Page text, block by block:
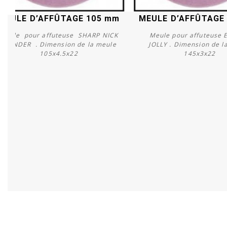
D’AFFÛTAGE 105 mm
pour affuteuse SHARP NICK
GRINDER . Dimension de la meule
105x4.5x22
MEULE
Meule pour affuteuse
JOLLY . Dimension de
145x3x22